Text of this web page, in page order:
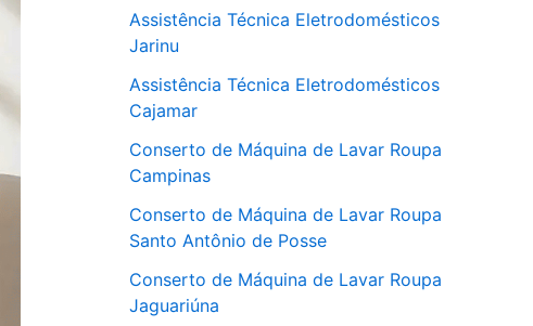
Assistência Técnica Eletrodomésticos
Jarinu
Assistência Técnica Eletrodomésticos
Cajamar
Conserto de Máquina de Lavar Roupa
Campinas
Conserto de Máquina de Lavar Roupa
Santo Antônio de Posse
Conserto de Máquina de Lavar Roupa
Jaguariúna